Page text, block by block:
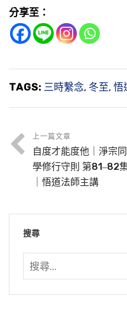
分享至：
TAGS: 三時繫念, 冬至, 悟
上一篇文章
自度才能度他｜淨宗同
學修行守則 第81‒82
｜悟道法師主講
搜尋